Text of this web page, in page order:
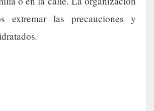
extremar las precauciones y